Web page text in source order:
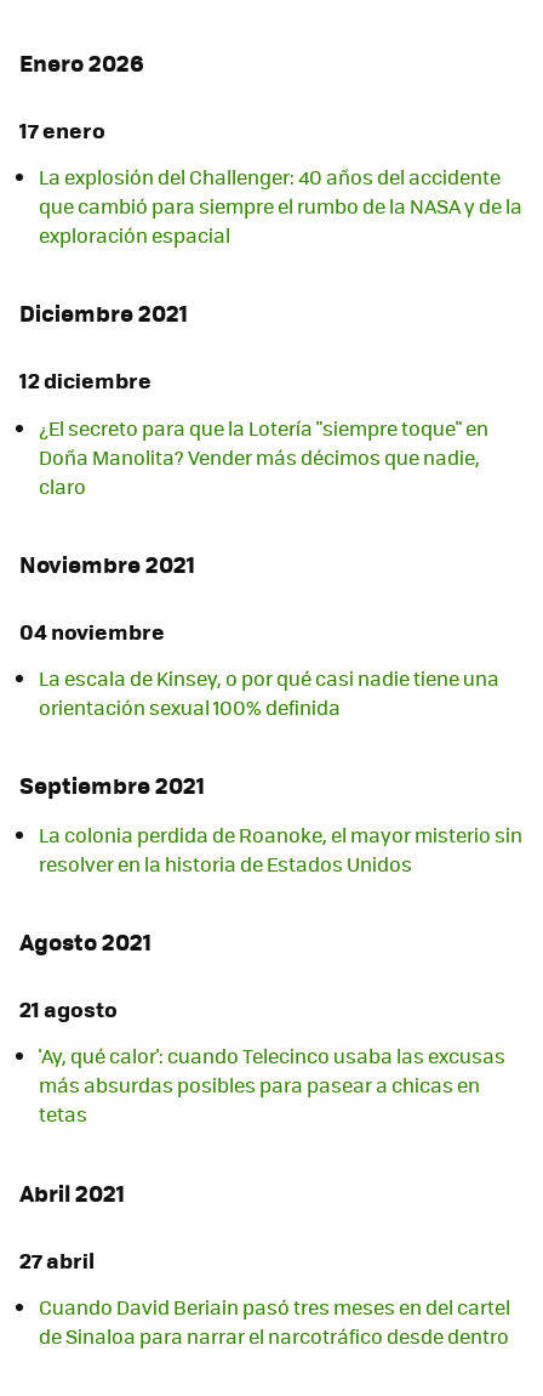
Enero 2026
17 enero
La explosión del Challenger: 40 años del accidente
que cambió para siempre el rumbo de la NASA y de la
exploración espacial
Diciembre 2021
12 diciembre
¿El secreto para que la Lotería "siempre toque" en
Doña Manolita? Vender más décimos que nadie,
claro
Noviembre 2021
04 noviembre
La escala de Kinsey, o por qué casi nadie tiene una
orientación sexual 100% definida
Septiembre 2021
La colonia perdida de Roanoke, el mayor misterio sin
resolver en la historia de Estados Unidos
Agosto 2021
21 agosto
'Ay, qué calor': cuando Telecinco usaba las excusas
más absurdas posibles para pasear a chicas en
tetas
Abril 2021
27 abril
Cuando David Beriain pasó tres meses en del cartel
de Sinaloa para narrar el narcotráfico desde dentro